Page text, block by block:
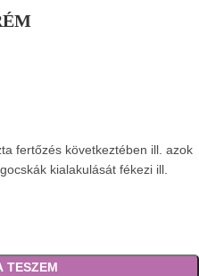
fertőzés következtében ill. azok
kialakulását fékezi ill.
TESZEM